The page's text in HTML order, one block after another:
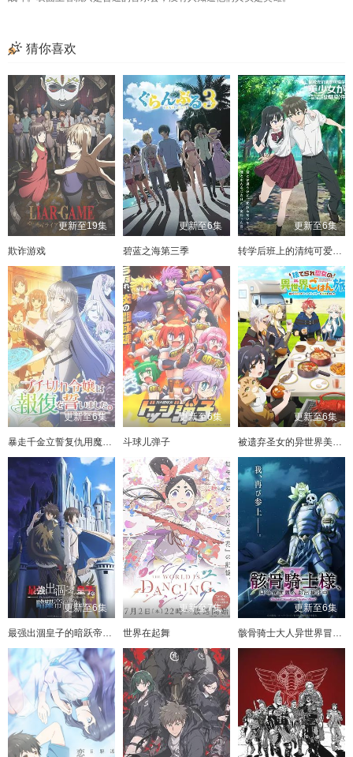
猜你喜欢
更新至19集
欺诈游戏
更新至6集
碧蓝之海第三季
更新至6集
转学后班上的清纯可爱美少女竟是小时候玩在一起的哥儿们
更新至6集
暴走千金立誓复仇用魔导书之力碾碎祖国
更新至6集
斗球儿弹子
更新至6集
被遗弃圣女的异世界美食之旅用隐藏技能召唤了露营车
更新至6集
最强出涸皇子的暗跃帝位争夺
更新至7集
世界在起舞
更新至6集
骸骨骑士大人异世界冒险中第二季